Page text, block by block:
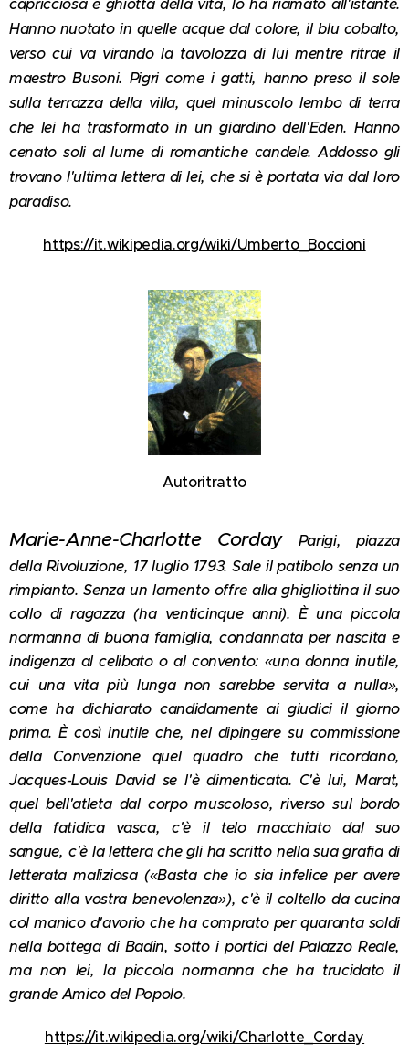
Hanno nuotato in quelle acque dal colore, il blu cobalto,
verso cui va virando la tavolozza di lui mentre ritrae il
maestro Busoni. Pigri come i gatti, hanno preso il sole
sulla terrazza della villa, quel minuscolo lembo di terra
che lei ha trasformato in un giardino dell'Eden. Hanno
cenato soli al lume di romantiche candele. Addosso gli
trovano l'ultima lettera di lei, che si è portata via dal loro
paradiso.
https://it.wikipedia.org/wiki/Umberto_Boccioni
Autoritratto
Marie-Anne-Charlotte Corday
Parigi, piazza
della Rivoluzione, 17 luglio 1793. Sale il patibolo senza un
rimpianto. Senza un lamento offre alla ghigliottina il suo
collo di ragazza (ha venticinque anni). È una piccola
normanna di buona famiglia, condannata per nascita e
indigenza al celibato o al convento: «una donna inutile,
cui una vita più lunga non sarebbe servita a nulla»,
come ha dichiarato candidamente ai giudici il giorno
prima. È così inutile che, nel dipingere su commissione
della Convenzione quel quadro che tutti ricordano,
Jacques-Louis David se l'è dimenticata. C'è lui, Marat,
quel bell'atleta dal corpo muscoloso, riverso sul bordo
della fatidica vasca, c'è il telo macchiato dal suo
sangue, c'è la lettera che gli ha scritto nella sua grafia di
letterata maliziosa («Basta che io sia infelice per avere
diritto alla vostra benevolenza»), c'è il coltello da cucina
col manico d'avorio che ha comprato per quaranta soldi
nella bottega di Badin, sotto i portici del Palazzo Reale,
ma non lei, la piccola normanna che ha trucidato il
grande Amico del Popolo.
https://it.wikipedia.org/wiki/Charlotte_Corday